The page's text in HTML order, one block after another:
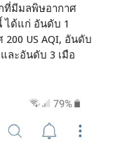
ที่มีมลพิษอากาศ
ได้แก่ อันดับ 1
US AQI, อันดับ
ละอันดับ 3 เมือ